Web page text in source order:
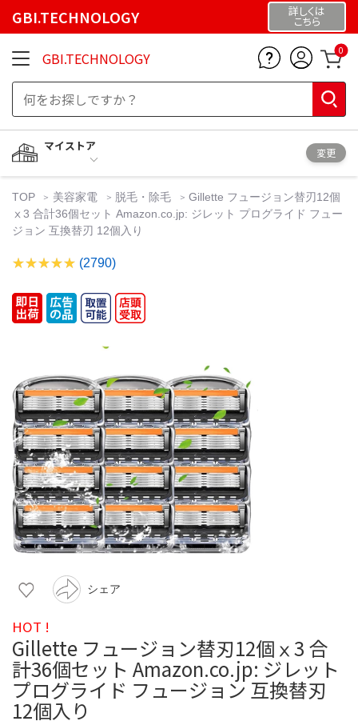
GBI.TECHNOLOGY 詳しくは
こちら
GBI.TECHNOLOGY 0
マイストア
変更
TOP 美容家電 脱毛・除毛
Gillette フュージョン替刃12個
ⅹ3 合計36個セット Amazon.co.jp: ジレット プログライド フュー
ジョン 互換替刃 12個入り
(2790)
シェア
HOT !
Gillette フュージョン替刃12個ⅹ3 合
計36個セット Amazon.co.jp: ジレット
プログライド フュージョン 互換替刃
12個入り